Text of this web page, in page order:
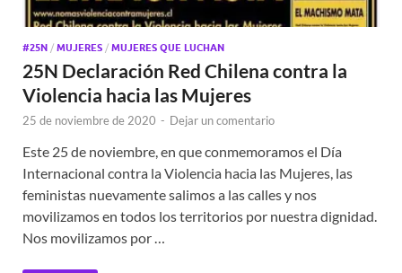
#25N / MUJERES / MUJERES QUE LUCHAN
25N Declaración Red Chilena contra la
Violencia hacia las Mujeres
25 de noviembre de 2020 - Dejar un comentario
Este 25 de noviembre, en que conmemoramos el Día
Internacional contra la Violencia hacia las Mujeres, las
feministas nuevamente salimos a las calles y nos
movilizamos en todos los territorios por nuestra dignidad.
Nos movilizamos por …